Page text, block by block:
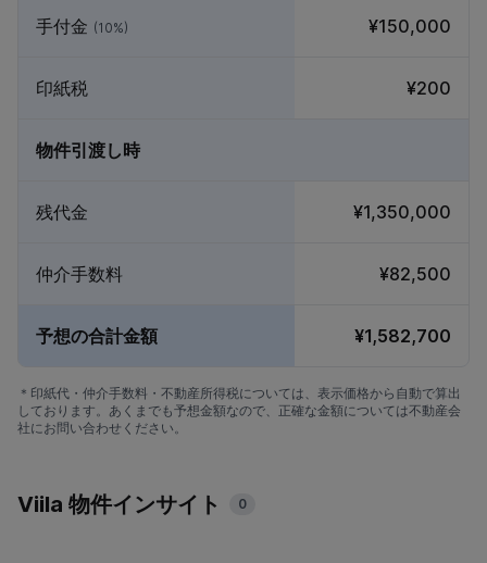
手付金 (10%) ¥150,000
印紙税 ¥200
物件引渡し時
残代金 ¥1,350,000
仲介手数料 ¥82,500
予想の合計金額 ¥1,582,700
＊印紙代・仲介手数料・不動産所得税については、表示価格から自動で算出
しております。あくまでも予想金額なので、正確な金額については不動産会
社にお問い合わせください。
Viila 物件インサイト 0